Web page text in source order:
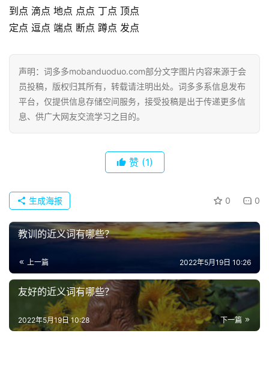
好
词
好
句
典
歌
到点 滴点 地点 点点 丁点 顶点
定点 逗点 端点 断点 蹲点 发点
声明：词多多mobanduoduo.com部分文字图片内容来源于会
员投稿，版权归其所有，转载请注明出处。词多多系信息发布
平台，仅提供信息存储空间服务，接受投稿是出于传递更多信
息、供广大网友交流学习之目的。
赞 (1)
0 0
生成海报
教训的近义词有哪些？
上一篇 2022年5月19日 10:26
友好的近义词有哪些？
下一篇
2022年5月19日 10:28